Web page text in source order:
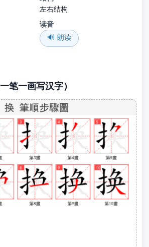
左右结构
读音
🔊 朗读
笔一画写汉字）